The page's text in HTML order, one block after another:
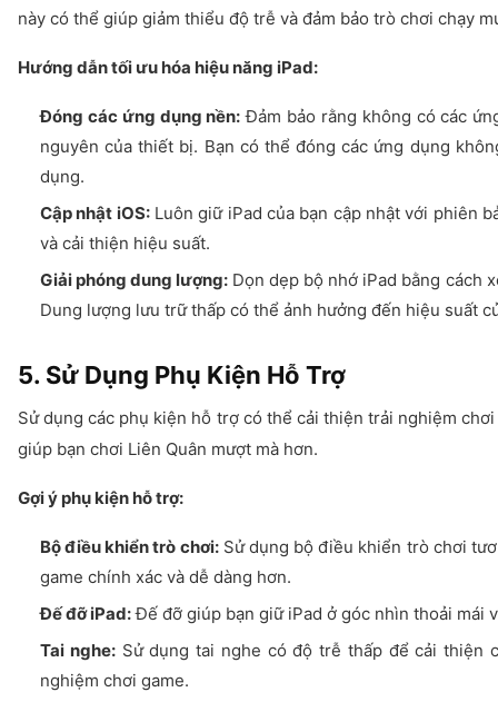
này có thể giúp giảm thiểu độ trễ và đảm bảo trò chơi chạy
Hướng dẫn tối ưu hóa hiệu năng iPad:
Đóng các ứng dụng nền: Đảm bảo rằng không có các
nguyên của thiết bị. Bạn có thể đóng các ứng dụng
dụng.
Cập nhật iOS:Luôn giữ iPad của bạn cập nhật với phiên
và cải thiện hiệu suất.
Giải phóng dung lượng: Dọn dẹp bộ nhớ iPad bằng cách
Dung lượng lưu trữ thấp có thể ảnh hưởng đến hiệu suất
5. Sử Dụng Phụ Kiện Hỗ Trợ
Sử dụng các phụ kiện hỗ trợ có thể cải thiện trải nghiệm
giúp bạn chơi Liên Quân mượt mà hơn.
Gợi ý phụ kiện hỗ trợ:
Bộ điều khiển trò chơi:Sử dụng bộ điều khiển trò chơi
game chính xác và dễ dàng hơn.
Đế đỡ iPad:Đế đỡ giúp bạn giữ iPad ở góc nhìn thoải mái
Tai nghe:Sử dụng tai nghe có độ trễ thấp để cải thiện
nghiệm chơi game.